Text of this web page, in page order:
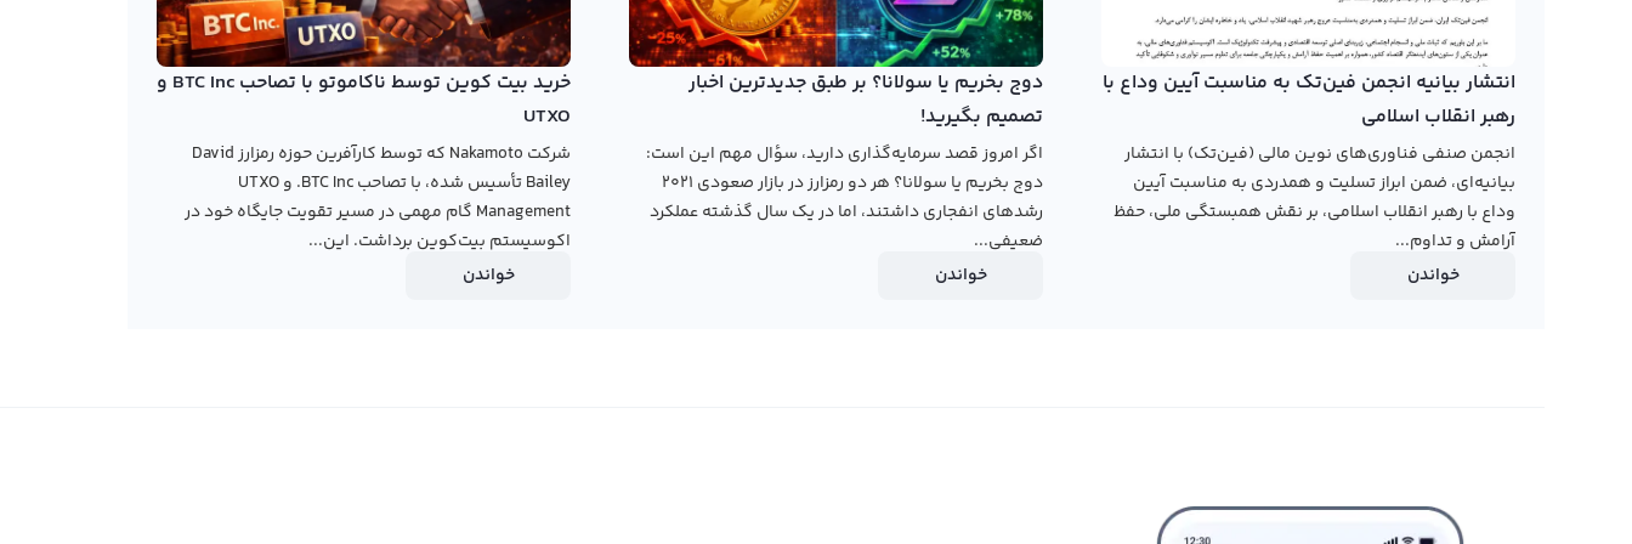
تبدیل کنید و در نتیجه از ارزش این ارز دیجیتال بهره‌مند شوید. همچنین در پنل معامله حرفه‌ای می‌توانید به صورت
مستقیم با دیگر کاربران ارز دیجیتال دوکو را تبدیل یا معامله کنید و از سود خرید و فروش آن بهره‌مند شوید.
رابکس از خرید و فروش بیش از ۱۰۰۰ ارز دیجیتال پشتیبانی می‌کند. برای مشاهده قیمت رمز ارز دوکو، به صفحه
قیمت دوکو
بروید.
انتشار بیانیه انجمن فین‌تک به مناسبت آیین وداع با
رهبر انقلاب اسلامی
انجمن صنفی فناوری‌های نوین مالی (فین‌تک) با انتشار
بیانیه‌ای، ضمن ابراز تسلیت و همدردی به مناسبت آیین
وداع با رهبر انقلاب اسلامی، بر نقش همبستگی ملی، حفظ
آرامش و تداوم...
خواندن
دوج بخریم یا سولانا؟ بر طبق جدیدترین اخبار
تصمیم بگیرید!
اگر امروز قصد سرمایه‌گذاری دارید، سؤال مهم این است:
دوج بخریم یا سولانا؟ هر دو رمزارز در بازار صعودی ۲۰۲۱
رشدهای انفجاری داشتند، اما در یک سال گذشته عملکرد
ضعیفی...
خواندن
خرید بیت کوین توسط ناکاموتو با تصاحب BTC Inc و
UTXO
شرکت Nakamoto که توسط کارآفرین حوزه رمزارز David
Bailey تأسیس شده، با تصاحب BTC Inc. و UTXO
Management گام مهمی در مسیر تقویت جایگاه خود در
اکوسیستم بیت‌کوین برداشت. این...
خواندن